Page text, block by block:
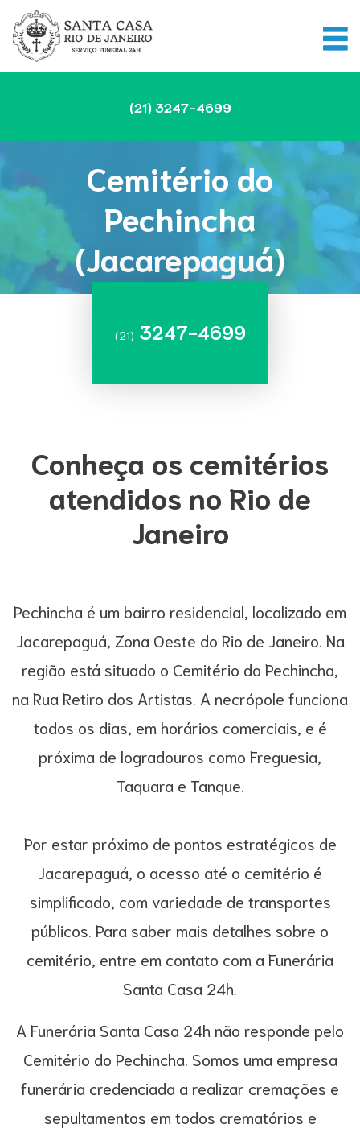
(21)3247-4699
Cemitério do
Pechincha
(Jacarepaguá)
(21) 3247-4699
Conheça os cemitérios
atendidos no Rio de
Janeiro
Pechincha é um bairro residencial, localizado em
Jacarepaguá, Zona Oeste do Rio de Janeiro. Na
região está situado o Cemitério do Pechincha,
na Rua Retiro dos Artistas. A necrópole funciona
todos os dias, em horários comerciais, e é
próxima de logradouros como Freguesia,
Taquara e Tanque.
Por estar próximo de pontos estratégicos de
Jacarepaguá, o acesso até o cemitério é
simplificado, com variedade de transportes
públicos. Para saber mais detalhes sobre o
cemitério, entre em contato com a Funerária
Santa Casa 24h.
A Funerária Santa Casa 24h não responde pelo
Cemitério do Pechincha. Somos uma empresa
funerária credenciada a realizar cremações e
sepultamentos em todos crematórios e